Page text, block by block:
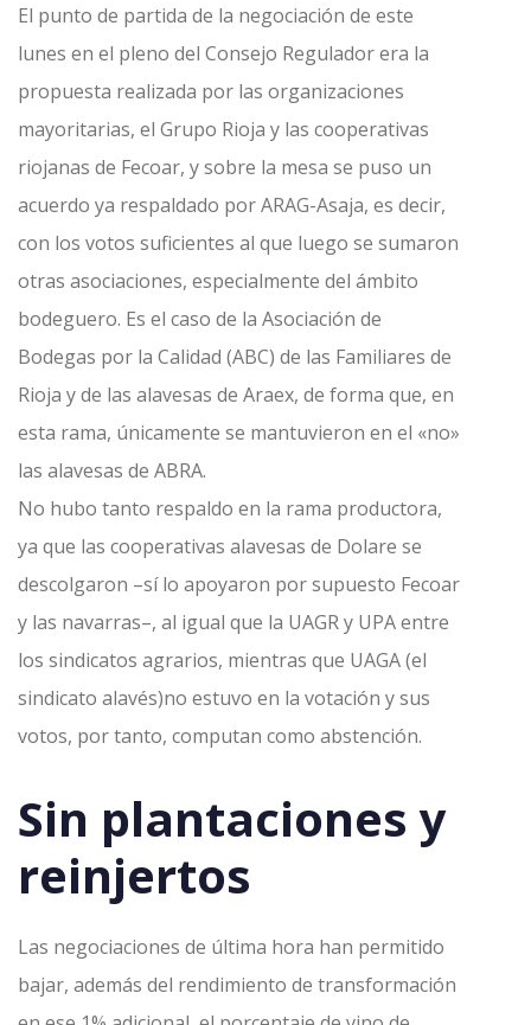
El punto de partida de la negociación de este
lunes en el pleno del Consejo Regulador era la
propuesta realizada por las organizaciones
mayoritarias, el Grupo Rioja y las cooperativas
riojanas de Fecoar, y sobre la mesa se puso un
acuerdo ya respaldado por ARAG-Asaja, es decir,
con los votos suficientes al que luego se sumaron
otras asociaciones, especialmente del ámbito
bodeguero. Es el caso de la Asociación de
Bodegas por la Calidad (ABC) de las Familiares de
Rioja y de las alavesas de Araex, de forma que, en
esta rama, únicamente se mantuvieron en el «no»
las alavesas de ABRA.
No hubo tanto respaldo en la rama productora,
ya que las cooperativas alavesas de Dolare se
descolgaron –sí lo apoyaron por supuesto Fecoar
y las navarras–, al igual que la UAGR y UPA entre
los sindicatos agrarios, mientras que UAGA (el
sindicato alavés)no estuvo en la votación y sus
votos, por tanto, computan como abstención.
Sin plantaciones y
reinjertos
Las negociaciones de última hora han permitido
bajar, además del rendimiento de transformación